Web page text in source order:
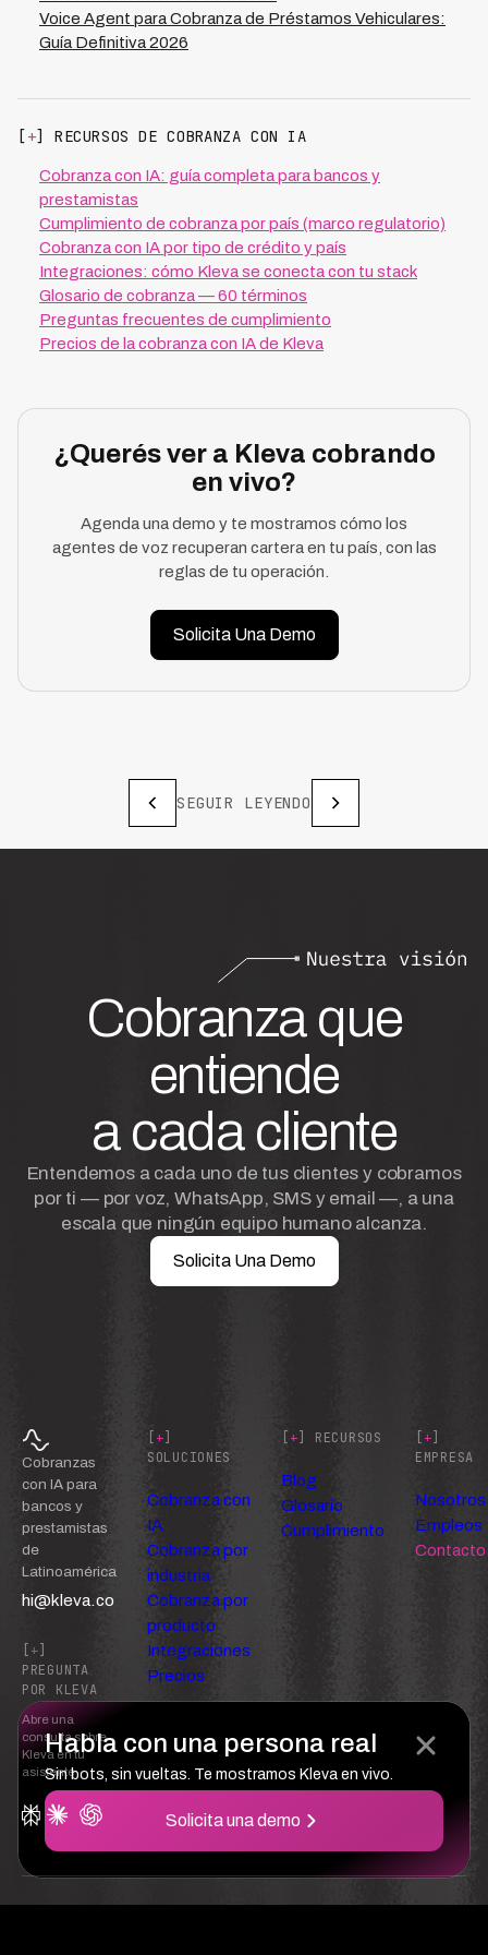
Voice Agent para Cobranza de Préstamos Vehiculares:
Guía Definitiva 2026
[ +] RECURSOS DE COBRANZA CON IA
Cobranza con IA: guía completa para bancos y
prestamistas
Cumplimiento de cobranza por país (marco regulatorio)
Cobranza con IA por tipo de crédito y país
Integraciones: cómo Kleva se conecta con tu stack
Glosario de cobranza — 60 términos
Preguntas frecuentes de cumplimiento
Precios de la cobranza con IA de Kleva
¿Querés ver a Kleva cobrando
en vivo?
Agenda una demo y te mostramos cómo los
agentes de voz recuperan cartera en tu país, con las
reglas de tu operación.
Solicita Una Demo
SEGUIR LEYENDO
Habla con una persona real
Sin bots, sin vueltas. Te mostramos Kleva en vivo.
Solicita una demo
Cobranza que
entiende
a cada cliente
Entendemos a cada uno de tus clientes y cobramos
por ti — por voz, WhatsApp, SMS y email —, a una
escala que ningún equipo humano alcanza.
Solicita Una Demo
Cobranzas
con IA para
bancos y
prestamistas
de
Latinoamérica
hi@kleva.co
[+]
PREGUNTA
POR KLEVA
Abre una
consulta sobre
Kleva en tu
asistente
[+]
SOLUCIONES
Cobranza con
IA
Cobranza por
industria
Cobranza por
producto
Integraciones
Precios
[+] RECURSOS
Blog
Glosario
Cumplimiento
[+]
EMPRESA
Nosotros
Empleos
Contacto